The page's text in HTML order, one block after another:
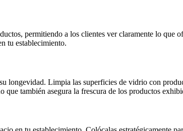
permitiendo a los clientes ver claramente lo que
tu establecimiento.
longevidad. Limpia las superficies de vidrio con
también asegura la frescura de los productos